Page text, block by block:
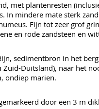
met plantenresten
In mindere mate sterk
Fijn tot zeer grof
en rode zandsteen en
sedimentbron in het
Zuid-Duitsland), naar het
ondiep marien.
door een 3 m